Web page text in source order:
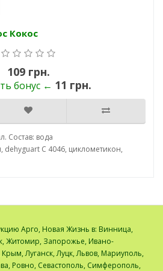
Кокос
109 грн.
бонус ← 11 грн.
Состав: вода
C 4046, циклометикон,
Арго, Новая Жизнь в: Винница,
Житомир, Запорожье, Ивано-
Луганск, Луцк, Львов, Мариуполь,
Ровно, Севастополь, Симферополь,